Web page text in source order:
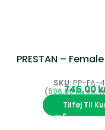
PRESTAN –
SKU:PP-FA-
596,00kr.
Tilføj Til